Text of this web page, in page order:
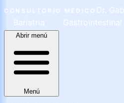
CONSULTORIO MÉDICO Dr.
Bariatría
Gastrointestinal
Abrir menú
Menú